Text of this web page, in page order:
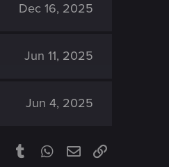
Dec 16, 2025
Jun 11, 2025
Jun 4, 2025
PinterestTumblrWhatsApp
EmailLink